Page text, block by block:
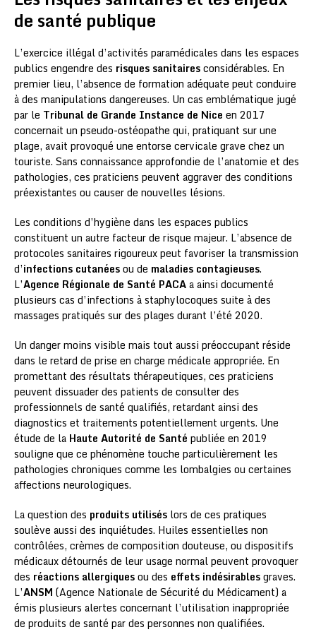
de santé publique
L’exercice illégal d’activités paramédicales dans les espaces
publics engendre des risques sanitairesconsidérables. En
premier lieu, l’absence de formation adéquate peut conduire
à des manipulations dangereuses. Un cas emblématique jugé
par le Tribunal de Grande Instance de Nice en 2017
concernait un pseudo-ostéopathe qui, pratiquant sur une
plage, avait provoqué une entorse cervicale grave chez un
touriste. Sans connaissance approfondie de l’anatomie et des
pathologies, ces praticiens peuvent aggraver des conditions
préexistantes ou causer de nouvelles lésions.
Les conditions d’hygiène dans les espaces publics
constituent un autre facteur de risque majeur. L’absence de
protocoles sanitaires rigoureux peut favoriser la transmission
d’infections cutanéesou de maladies contagieuses.
L’Agence Régionale de Santé PACAa ainsi documenté
plusieurs cas d’infections à staphylocoques suite à des
massages pratiqués sur des plages durant l’été 2020.
Un danger moins visible mais tout aussi préoccupant réside
dans le retard de prise en charge médicale appropriée. En
promettant des résultats thérapeutiques, ces praticiens
peuvent dissuader des patients de consulter des
professionnels de santé qualifiés, retardant ainsi des
diagnostics et traitements potentiellement urgents. Une
étude de la Haute Autorité de Santé publiée en 2019
souligne que ce phénomène touche particulièrement les
pathologies chroniques comme les lombalgies ou certaines
affections neurologiques.
La question des produits utilisés lors de ces pratiques
soulève aussi des inquiétudes. Huiles essentielles non
contrôlées, crèmes de composition douteuse, ou dispositifs
médicaux détournés de leur usage normal peuvent provoquer
des réactions allergiquesou des effets indésirablesgraves.
L’ANSM (Agence Nationale de Sécurité du Médicament) a
émis plusieurs alertes concernant l’utilisation inappropriée
de produits de santé par des personnes non qualifiées.